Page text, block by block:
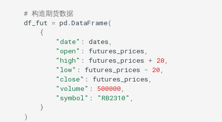
# 构造期货数据
df_fut = pd .DataFrame(
{
"date" : dates,
"open" : futures_prices,
"high" : futures_prices + 20,
"low" : futures_prices - 20,
"close" : futures_prices,
"volume" : 500000,
"symbol" : "RB2310" ,
}
)